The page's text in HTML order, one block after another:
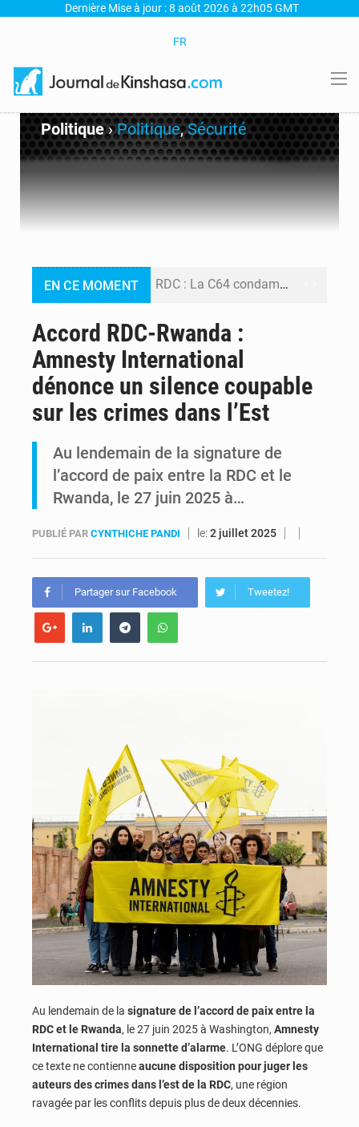
Dernière Mise à jour : 8 août 2026 à 22h05 GMT
FR
Politique›Politique,Sécurité
EN CE MOMENT RDC : La C64 condamne les attaques contre l’opposition et maintient la date butoir du 15 août pour la suite des manifestations
RDC : Kinshasa annonce des analyses croisées après des allégations sur des traces d’uranium dans le cobalt exporté
Accord RDC-Rwanda :
Amnesty International
dénonce un silence coupable
sur les crimes dans l’Est
Au lendemain de la signature de
l’accord de paix entre la RDC et le
Rwanda, le 27 juin 2025 à…
PUBLIÉ PAR CYNTHICHE PANDI le:2 juillet 2025
Partager sur Facebook Tweetez!
Au lendemain de la signature de l’accord de paix entre la
RDC et le Rwanda, le 27 juin 2025 à Washington, Amnesty
International tire la sonnette d’alarme. L’ONG déplore que
ce texte ne contienneaucune disposition pour juger les
auteurs des crimes dans l’est de la RDC, une région
ravagée par les conflits depuis plus de deux décennies.